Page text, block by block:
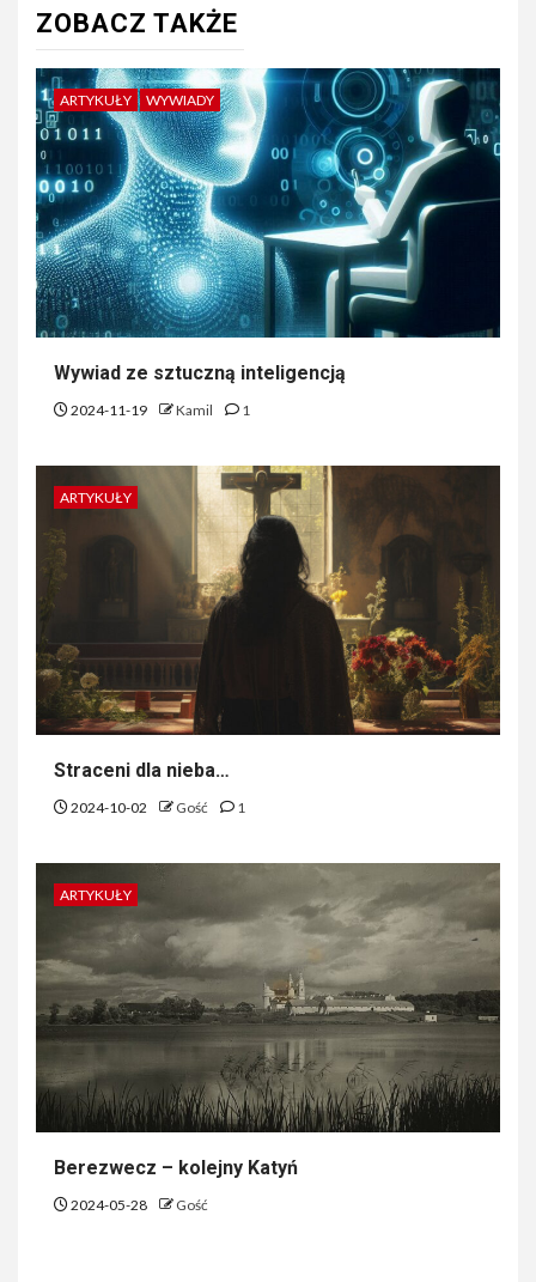
ZOBACZ TAKŻE
ARTYKUŁY WYWIADY
Wywiad ze sztuczną inteligencją
2024-11-19 Kamil 1
ARTYKUŁY
Straceni dla nieba…
2024-10-02 Gość 1
ARTYKUŁY
Berezwecz – kolejny Katyń
2024-05-28 Gość